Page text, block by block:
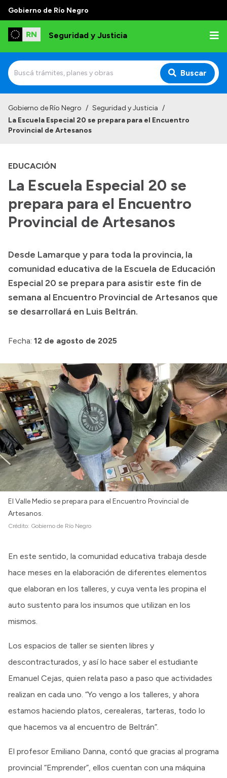
Gobierno de Río Negro
Seguridad y Justicia
Buscar
Institucional
Autoridades
Delegaciones
Normativa
Presupuesto
Boletín Oficial
Compras y licitaciones
Consulta de expedientes
Convocatorias
Intranet
Login
Gobierno de Río Negro / Seguridad y Justicia /
La Escuela Especial 20 se prepara para el Encuentro
Provincial de Artesanos
EDUCACIÓN
La Escuela Especial 20 se
prepara para el Encuentro
Provincial de Artesanos
Desde Lamarque y para toda la provincia, la
comunidad educativa de la Escuela de Educación
Especial 20 se prepara para asistir este fin de
semana al Encuentro Provincial de Artesanos que
se desarrollará en Luis Beltrán.
Fecha: 12 de agosto de 2025
El Valle Medio se prepara para el Encuentro Provincial de
Artesanos.
Crédito: Gobierno de Río Negro
En este sentido, la comunidad educativa trabaja desde
hace meses en la elaboración de diferentes elementos
que elaboran en los talleres, y cuya venta les propina el
auto sustento para los insumos que utilizan en los
mismos.
Los espacios de taller se sienten libres y
descontracturados, y así lo hace saber el estudiante
Emanuel Cejas, quien relata paso a paso que actividades
realizan en cada uno. “Yo vengo a los talleres, y ahora
estamos haciendo platos, cerealeras, tarteras, todo lo
que hacemos va al encuentro de Beltrán”.
El profesor Emiliano Danna, contó que gracias al programa
provincial “Emprender”, ellos cuentan con una máquina